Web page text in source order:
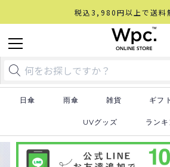
税込3,980円以上で送料
日傘 雨傘 雑貨 ギフト
UVグッズ ラン